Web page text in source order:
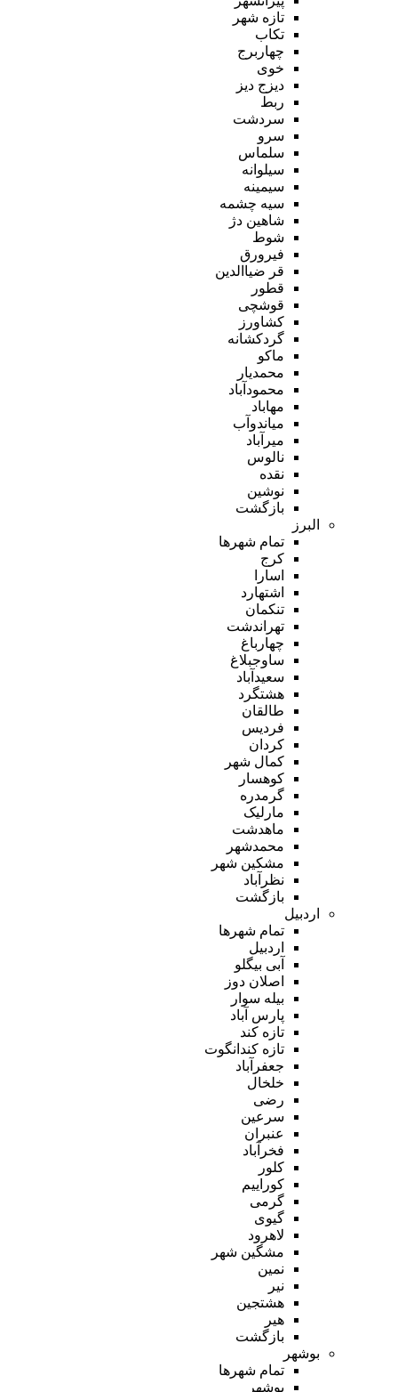
تازه شهر
تکاب
چهاربرج
خوی
دیزج دیز
ربط
سردشت
سرو
سلماس
سیلوانه
سیمینه
سیه چشمه
شاهین دژ
شوط
فیرورق
قر ضیاالدین
قطور
قوشچی
کشاورز
گردکشانه
ماکو
محمدیار
محمودآباد
مهاباد
میاندوآب
میرآباد
نالوس
نقده
نوشین
بازگشت
البرز
تمام شهر‌ها
کرج
اسارا
اشتهارد
تنکمان
تهراندشت
چهارباغ
ساوجبلاغ
سعیدآباد
هشتگرد
طالقان
فردیس
کردان
کمال شهر
کوهسار
گرمدره
مارلیک
ماهدشت
محمدشهر
مشکین شهر
نظرآباد
بازگشت
اردبیل
تمام شهر‌ها
اردبیل
آبی بیگلو
اصلان دوز
بیله سوار
پارس آباد
تازه کند
تازه کندانگوت
جعفرآباد
خلخال
رضی
سرعین
عنبران
فخرآباد
کلور
کوراییم
گرمی
گیوی
لاهرود
مشگین شهر
نمین
نیر
هشتجین
هیر
بازگشت
بوشهر
تمام شهر‌ها
بوشهر